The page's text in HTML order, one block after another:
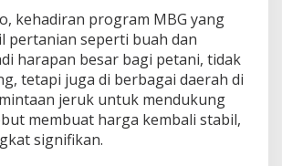
a
t
e
n
M
a
a
n
kehadiran program MBG yang
pertanian seperti buah dan
harapan besar bagi petani, tidak
tetapi juga di berbagai daerah di
jeruk untuk mendukung
membuat harga kembali stabil,
signifikan.